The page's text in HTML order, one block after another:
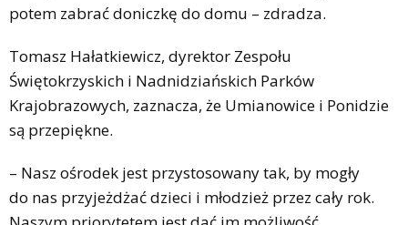
potem zabrać doniczkę do domu – zdradza.
Tomasz Hałatkiewicz, dyrektor Zespołu
Świętokrzyskich i Nadnidziańskich Parków
Krajobrazowych, zaznacza, że Umianowice i Ponidzie
są przepiękne.
– Nasz ośrodek jest przystosowany tak, by mogły
do nas przyjeżdżać dzieci i młodzież przez cały rok.